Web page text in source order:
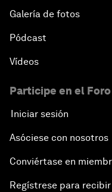
Galería de fotos
Pódcast
Vídeos
Participe en el Foro
Iniciar sesión
Asóciese con nosotros
Conviértase en
Regístrese para